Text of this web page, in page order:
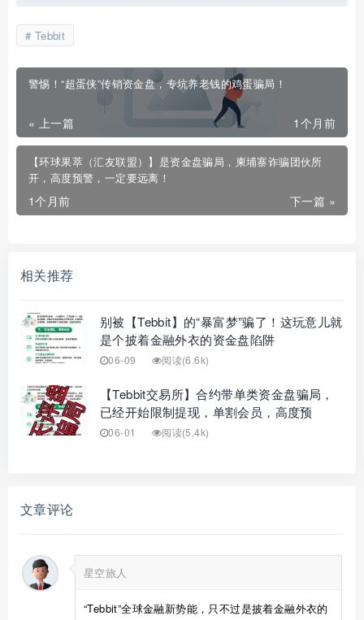
Tebbit
警惕！“超蛋侠”传销资金盘，专坑养老钱的鸡蛋骗局！
« 上一篇 1个月前
【环球果萃（汇友联盟）】是资金盘骗局，柬埔寨诈骗团伙所
开，高度预警，一定要远离！
下一篇 »
1个月前
相关推荐
别被【Tebbit】的“暴富梦”骗了！这玩意儿就
是个披着金融外衣的资金盘陷阱
06-09 阅读(6.6k)
【Tebbit交易所】合约带单类资金盘骗局，
已经开始限制提现，单割会员，高度预
06-01 阅读(5.4k)
文章评论
星空旅人
“Tebbit”全球金融新势能，只不过是披着金融外衣的